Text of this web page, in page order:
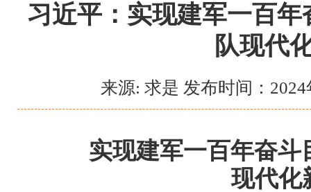
习近平：实现建军一百
队现代
来源: 求是 发布时间：
实现建军一百年奋
现代化